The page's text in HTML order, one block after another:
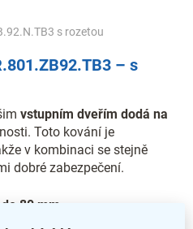
s rozetou
– s
vstupním dveřím dodá na
Toto kování je
v kombinaci se stejně
dobré zabezpečení.
80 mm